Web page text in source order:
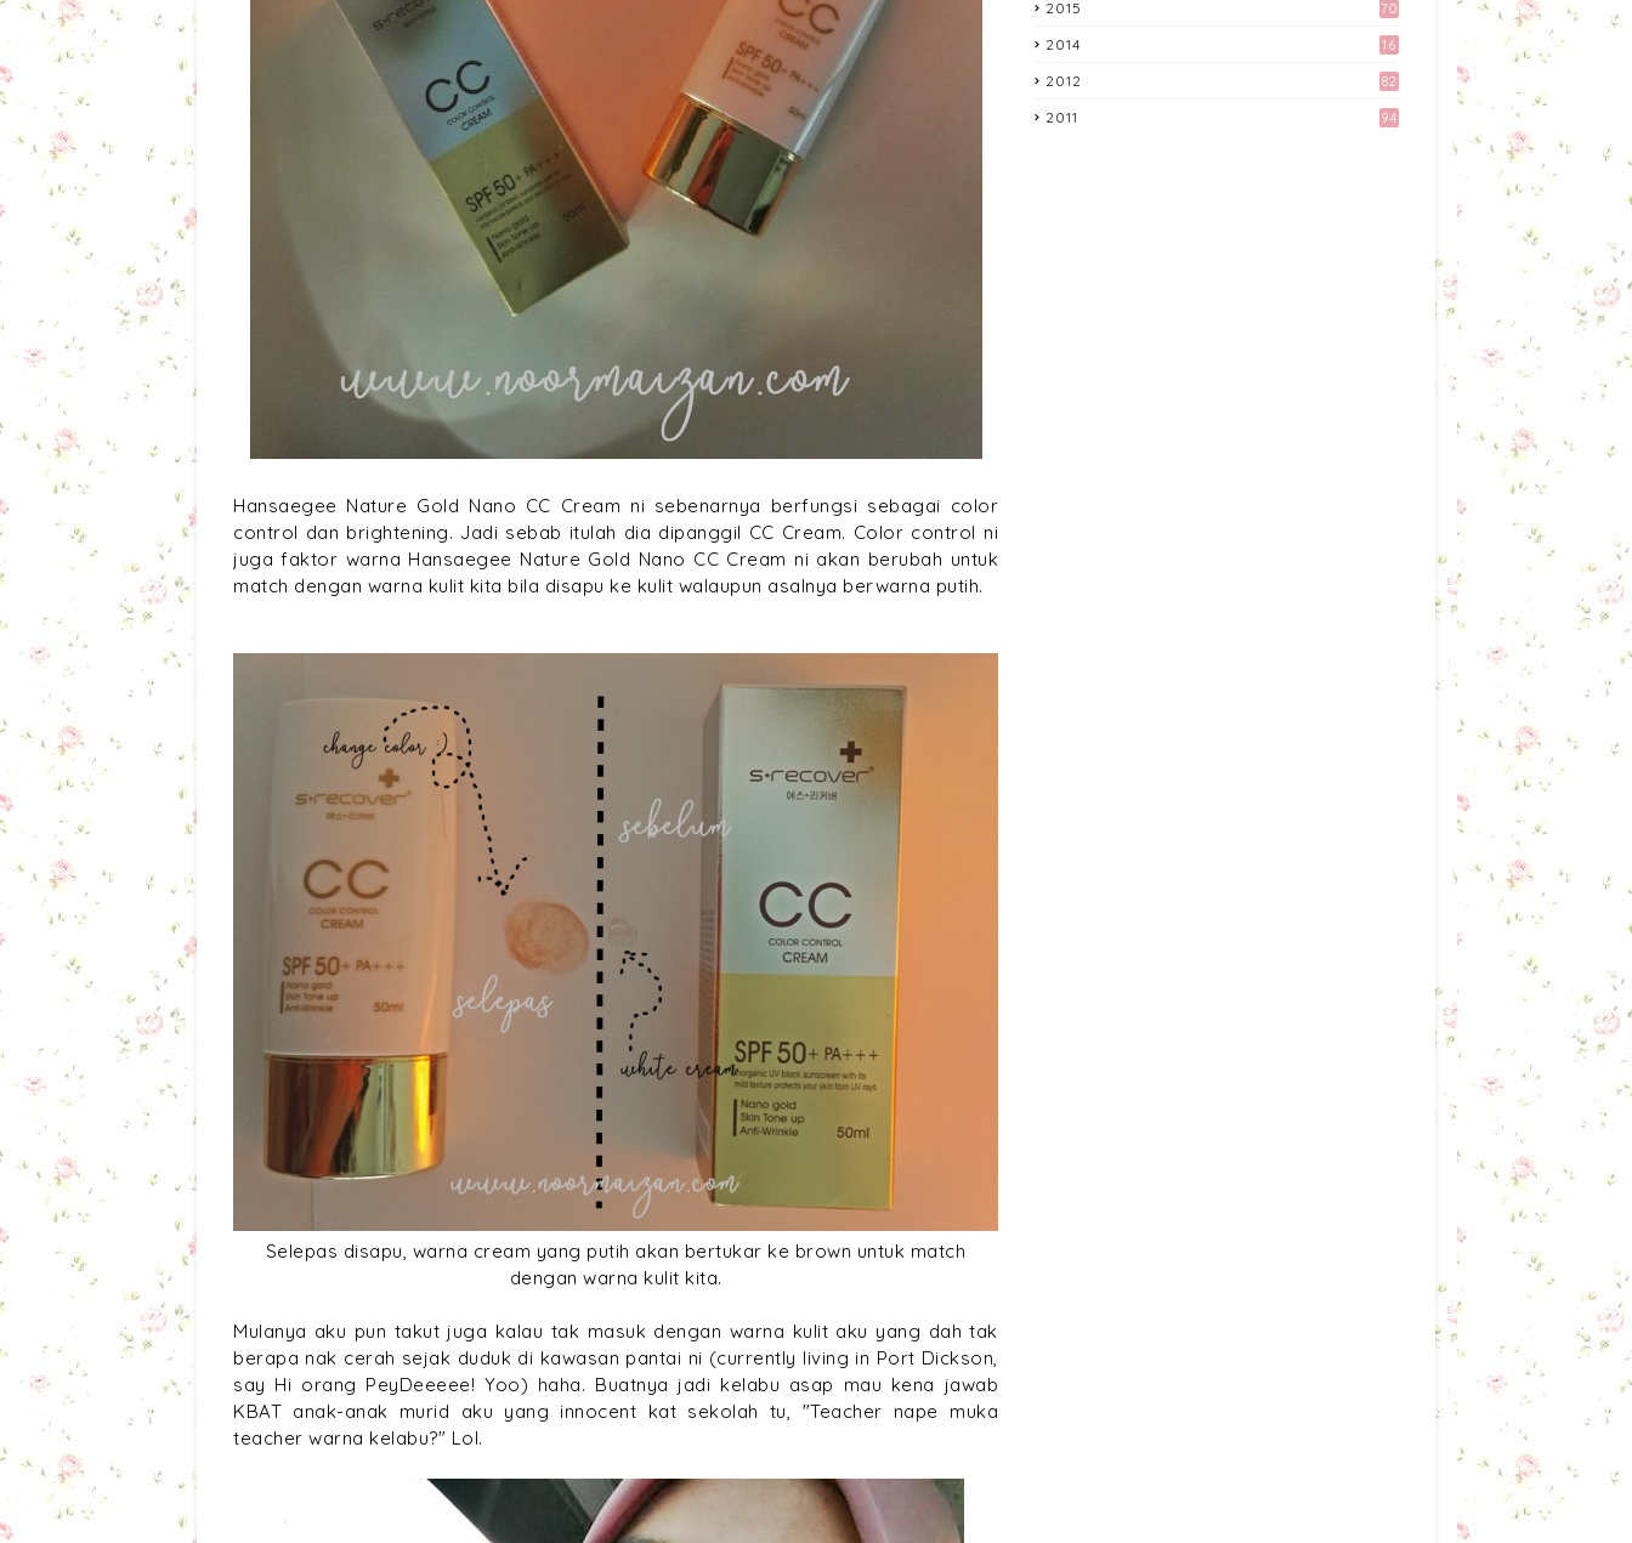
Hansaegee Nature Gold Nano CC Cream ni sebenarnya berfungsi sebagai color
control dan brightening. Jadi sebab itulah dia dipanggil CC Cream. Color control ni
juga faktor warna Hansaegee Nature Gold Nano CC Cream ni akan berubah untuk
match dengan warna kulit kita bila disapu ke kulit walaupun asalnya berwarna putih.
Selepas disapu, warna cream yang putih akan bertukar ke brown untuk match
dengan warna kulit kita.
Mulanya aku pun takut juga kalau tak masuk dengan warna kulit aku yang dah tak
berapa nak cerah sejak duduk di kawasan pantai ni (currently living in Port Dickson,
say Hi orang PeyDeeeee! Yoo) haha. Buatnya jadi kelabu asap mau kena jawab
KBAT anak-anak murid aku yang innocent kat sekolah tu, "Teacher nape muka
teacher warna kelabu?" Lol.
2015 70
2014 16
2012 82
2011 94